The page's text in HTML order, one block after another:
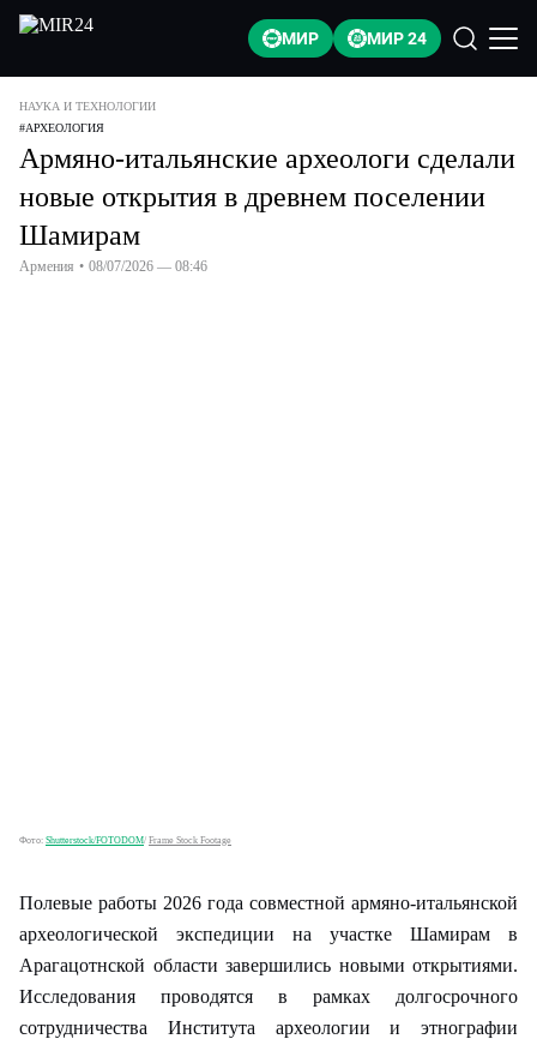
МИР МИР 24
НАУКА И ТЕХНОЛОГИИ
#АРХЕОЛОГИЯ
Армяно-итальянские археологи сделали
новые открытия в древнем поселении
Шамирам
Армения • 08/07/2026 — 08:46
Фото: Shutterstock/FOTODOM/ Frame Stock Footage
Полевые работы 2026 года совместной армяно-итальянской
археологической экспедиции на участке Шамирам в
Арагацотнской области завершились новыми открытиями.
Исследования проводятся в рамках долгосрочного
сотрудничества Института археологии и этнографии